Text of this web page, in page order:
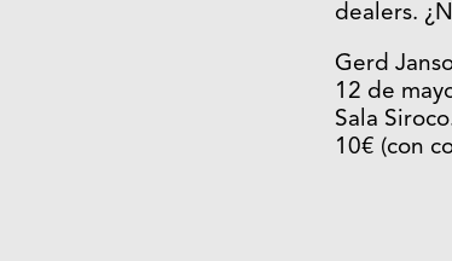
dealers.
Gerd
12 de
Sala
10€ (con